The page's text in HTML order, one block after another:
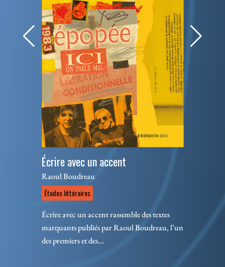
Écrire avec un accent
Raoul Boudreau
Études littéraires
Écrire avec un accent rassemble des textes
marquants publiés par Raoul Boudreau, l’un
des premiers et des...